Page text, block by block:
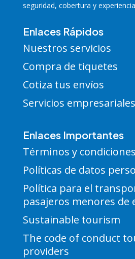
seguridad, cobertura y
Enlaces Rápidos
Nuestros servicios
Compra de tiquetes
Cotiza tus envíos
Servicios empresariales
Enlaces Importantes
Términos y
Políticas de datos
Política para el
pasajeros menores de
Sustainable tourism
The code of conduct
providers